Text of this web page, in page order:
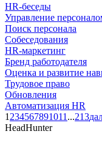
HR-беседы
Управление
Поиск персонала
Собеседования
HR-маркетинг
Бренд работодателя
Оценка и развитие
Трудовое право
Обновления
Автоматизация HR
1 234567891011 ...213
HeadHunter